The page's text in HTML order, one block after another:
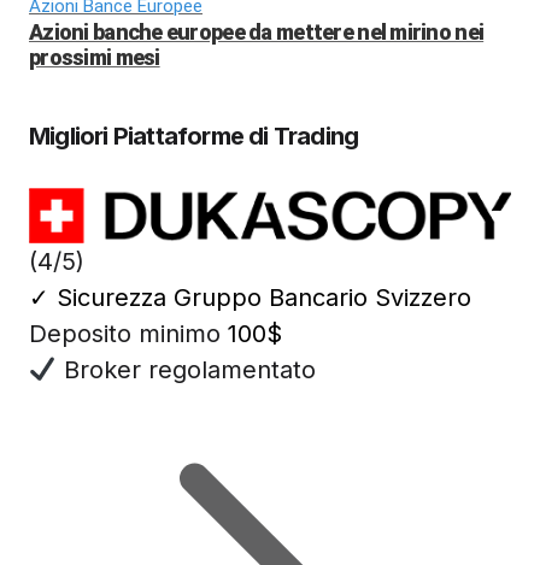
Azioni Bance Europee
Azioni banche europee da mettere nel mirino nei
prossimi mesi
Migliori Piattaforme di Trading
(4/5)
✓ Sicurezza Gruppo Bancario Svizzero
Deposito minimo 100$
Broker regolamentato